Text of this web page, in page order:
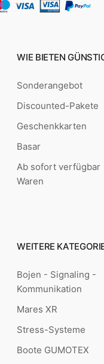
WIE BIETEN
Sonderangebot
Discounted-Pakete
Geschenkkarten
Basar
Ab sofort verfügbar
Waren
WEITERE
Bojen - Signaling -
Kommunikation
Mares XR
Stress-Systeme
Boote GUMOTEX